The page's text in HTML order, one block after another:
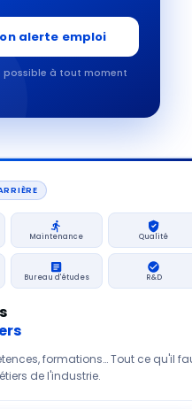
alerte emploi
possible à tout moment
Maintenance Qualité
Bureau d'études R&D
formations… Tout ce qu'il
de l'industrie.